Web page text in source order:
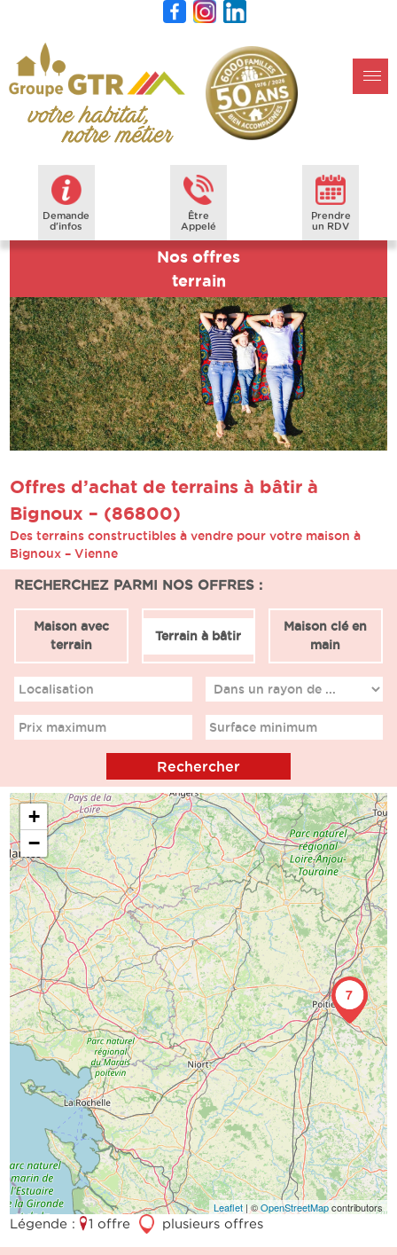
Demande
d'infos
Être
Appelé
Prendre
un RDV
Nos offres
terrain
Offres d’achat de terrains à bâtir à
Bignoux – (86800)
Des terrains constructibles à vendre pour votre maison à
Bignoux – Vienne
RECHERCHEZ PARMI NOS OFFRES :
Maison avec
terrain
Terrain à bâtir
Maison clé en
main
Localisation
Prix maximum Surface minimum
7
+
−
Leaflet| ©OpenStreetMapcontributors
Légende : 1 offre 3 plusieurs offres